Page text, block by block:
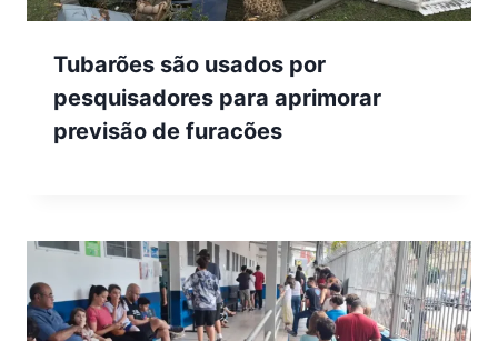
Tubarões são usados por
pesquisadores para aprimorar
previsão de furacões